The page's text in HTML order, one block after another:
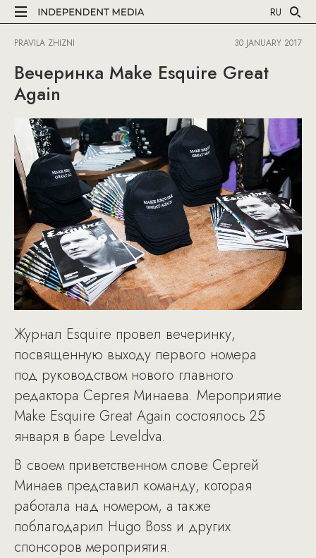
RU
PRAVILA ZHIZNI 30 JANUARY 2017
Вечеринка Make Esquire Great
Again
Журнал Esquire провел вечеринку,
посвященную выходу первого номера
под руководством нового главного
редактора Сергея Минаева. Мероприятие
Make Esquire Great Again состоялось 25
января в баре Leveldva.
В своем приветственном слове Сергей
Минаев представил команду, которая
работала над номером, а также
поблагодарил Hugo Boss и других
спонсоров мероприятия.